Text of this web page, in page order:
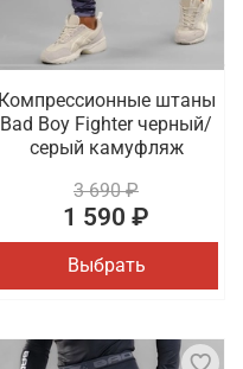
Компрессионные штаны
Bad Boy Fighter черный/
серый камуфляж
3 690 ₽
1 590 ₽
Выбрать